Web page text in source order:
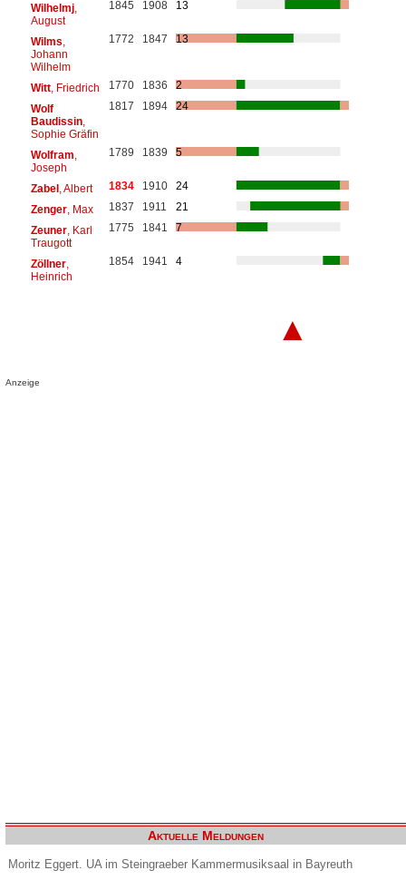
Wilhelmj,
August
1845 1908 13
Wilms
Johann
Wilhelm
1772 1847 13
Witt, Friedrich 1770 1836
2
Wolf
Baudissin,
Sophie Gräfin
1817 1894 24
Wolfram
Joseph
1789 1839 5
Zabel, Albert 1834 1910
24
Zenger, Max 1837 1911
21
Zeuner, Karl
Traugott
1775 1841 7
Zöllner,
Heinrich
1854 1941 4
▲
Anzeige
Aktuelle Meldungen
Moritz Eggert. UA im Steingraeber Kammermusiksaal in Bayreuth